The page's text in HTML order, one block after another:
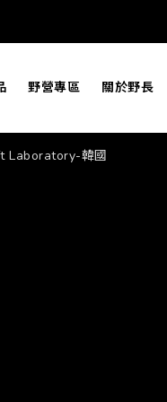
野營專區 關於野長
Laboratory-韓國